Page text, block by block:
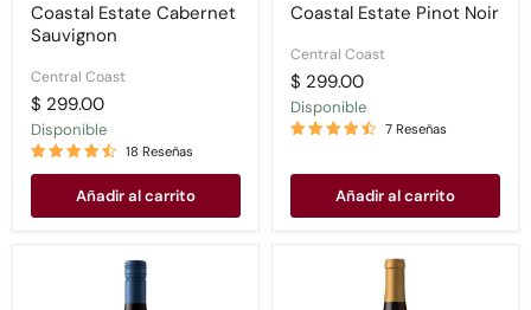
Coastal Estate Cabernet
Sauvignon
Central Coast
$ 299.00
Disponible
18 Reseñas
Añadir al carrito
Coastal Estate Pinot Noir
Central Coast
$ 299.00
Disponible
7 Reseñas
Añadir al carrito